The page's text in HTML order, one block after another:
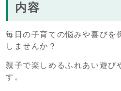
内容
毎日の子育ての悩みや喜びを
しませんか？
親子で楽しめるふれあい遊び
す。